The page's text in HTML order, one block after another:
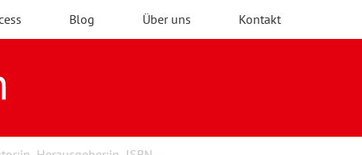
Blog Über uns Kontakt